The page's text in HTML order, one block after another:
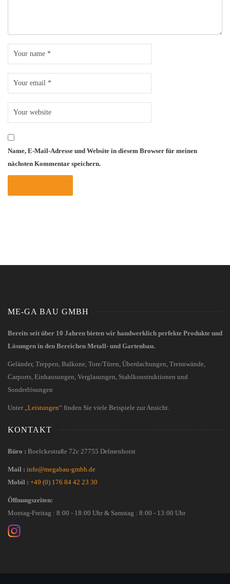
Name, E-Mail-Adresse und Website in diesem Browser für meinen
nächsten Kommentar speichern.
ME-GA BAU GMBH
Bereits seit über 10 Jahren bieten wir handwerklich perfekte Produkte und
Lösungen in den Bereichen Metall- und Gartenbau.
Geländer, Treppen, Balkone, Tore/Türen, Überdachungen, Trennwände,
Carports, Einhausungen, Verglasungen, Stahlkonstruktionen und
Sonderlösungen
Unter „ Leistungen“ finden Sie viele Beispiele zur Ansicht.
KONTAKT
Büro : Boelckestraße 72c 27755 Delmenhorst
Mail : info@megabau-gmbh.de
Mobil : +49 (0) 176 84 42 23 30
Öffnungszeiten:
Montag-Freitag : 8:00 - 18:00 Uhr & Samstag : 8:00 - 13:00 Uhr